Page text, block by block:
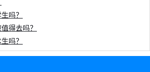
吗？
得去吗？
吗？